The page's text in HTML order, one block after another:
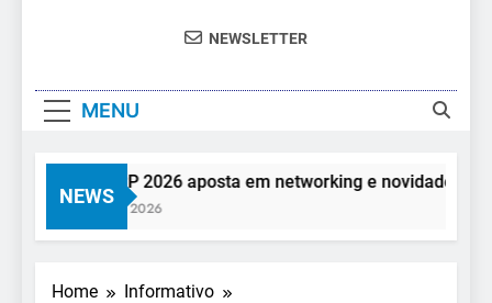
NEWSLETTER
MENU
NEWS
Feira AVIRRP 2026 aposta em networking e novidades
7 De Agosto De 2026
Home
Informativo